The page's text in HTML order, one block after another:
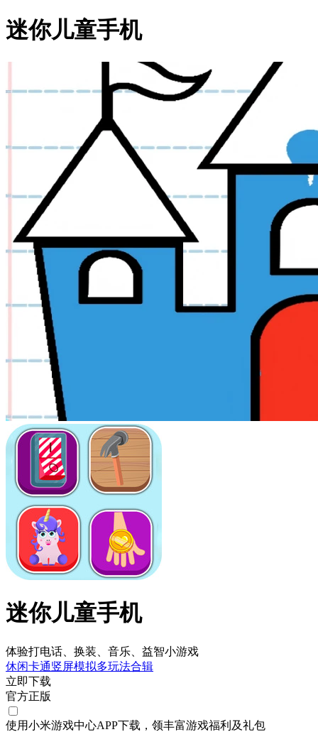
迷你儿童手机
迷你儿童手机
体验打电话、换装、音乐、益智小游戏
休闲卡通竖屏模拟多玩法合辑
立即下载
官方正版
使用小米游戏中心APP下载 ，领丰富游戏福利 及礼包